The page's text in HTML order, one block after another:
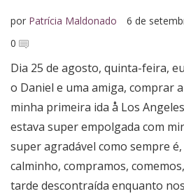
por Patrícia Maldonado 6 de
0
Dia 25 de agosto, quinta-feira,
o Daniel e uma amiga, comprar
minha primeira ida å Los
estava super empolgada com
super agradável como sempre
calminho, compramos,
tarde descontraída enquanto